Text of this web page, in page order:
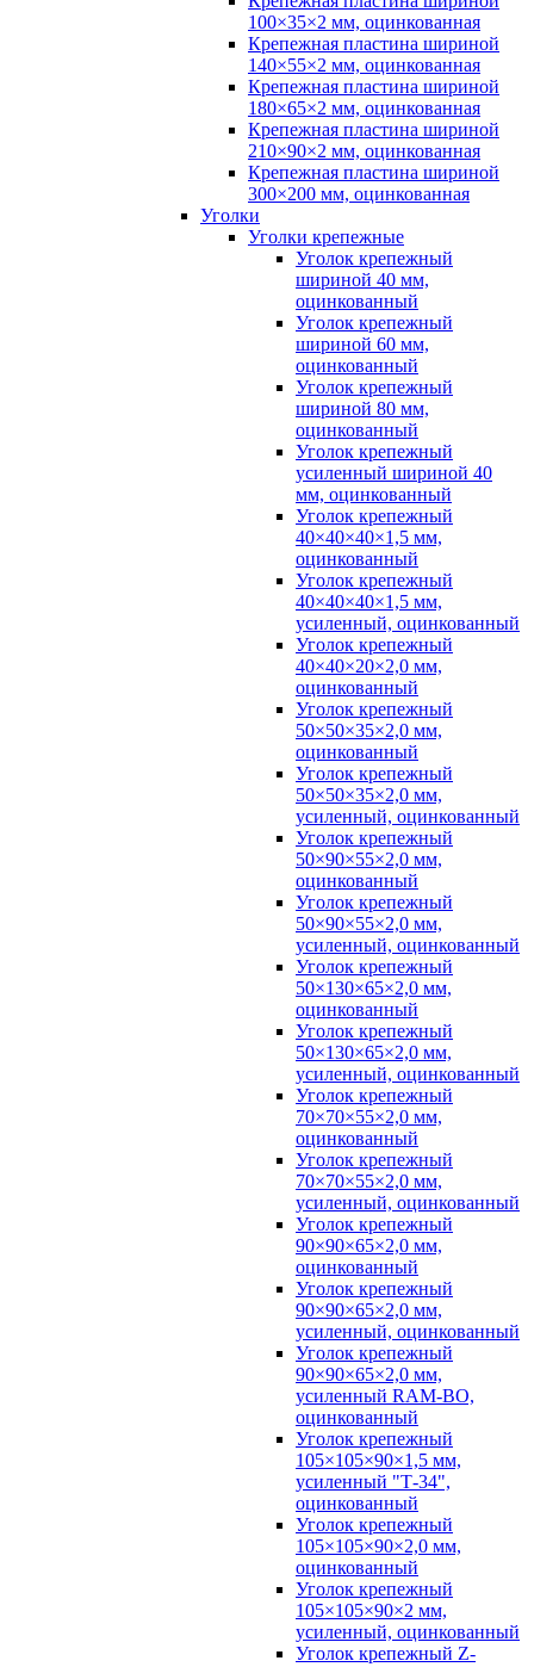
100×35×2 мм, оцинкованная
Крепежная пластина шириной
140×55×2 мм, оцинкованная
Крепежная пластина шириной
180×65×2 мм, оцинкованная
Крепежная пластина шириной
210×90×2 мм, оцинкованная
Крепежная пластина шириной
300×200 мм, оцинкованная
Уголки
Уголки крепежные
Уголок крепежный
шириной 40 мм,
оцинкованный
Уголок крепежный
шириной 60 мм,
оцинкованный
Уголок крепежный
шириной 80 мм,
оцинкованный
Уголок крепежный
усиленный шириной 40
мм, оцинкованный
Уголок крепежный
40×40×40×1,5 мм,
оцинкованный
Уголок крепежный
40×40×40×1,5 мм,
усиленный, оцинкованный
Уголок крепежный
40×40×20×2,0 мм,
оцинкованный
Уголок крепежный
50×50×35×2,0 мм,
оцинкованный
Уголок крепежный
50×50×35×2,0 мм,
усиленный, оцинкованный
Уголок крепежный
50×90×55×2,0 мм,
оцинкованный
Уголок крепежный
50×90×55×2,0 мм,
усиленный, оцинкованный
Уголок крепежный
50×130×65×2,0 мм,
оцинкованный
Уголок крепежный
50×130×65×2,0 мм,
усиленный, оцинкованный
Уголок крепежный
70×70×55×2,0 мм,
оцинкованный
Уголок крепежный
70×70×55×2,0 мм,
усиленный, оцинкованный
Уголок крепежный
90×90×65×2,0 мм,
оцинкованный
Уголок крепежный
90×90×65×2,0 мм,
усиленный, оцинкованный
Уголок крепежный
90×90×65×2,0 мм,
усиленный RAM-BO,
оцинкованный
Уголок крепежный
105×105×90×1,5 мм,
усиленный "Т-34",
оцинкованный
Уголок крепежный
105×105×90×2,0 мм,
оцинкованный
Уголок крепежный
105×105×90×2 мм,
усиленный, оцинкованный
Уголок крепежный Z-